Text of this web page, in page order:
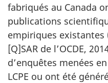
fabriqués au Canada
publications
empiriques
[Q]SAR de l’OCDE,
d’enquêtes menées
LCPE ou ont été